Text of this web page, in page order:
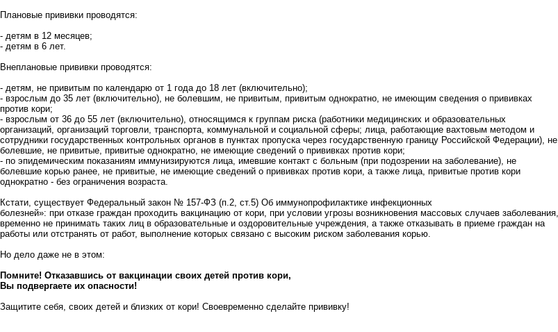
Плановые прививки проводятся:
- детям в 12 месяцев;
- детям в 6 лет.
Внеплановые прививки проводятся:
- детям, не привитым по календарю от 1 года до 18 лет (включительно);
- взрослым до 35 лет (включительно), не болевшим, не привитым, привитым однократно, не имеющим сведения о прививках
против кори;
- взрослым от 36 до 55 лет (включительно), относящимся к группам риска (работники медицинских и образовательных
организаций, организаций торговли, транспорта, коммунальной и социальной сферы; лица, работающие вахтовым методом и
сотрудники государственных контрольных органов в пунктах пропуска через государственную границу Российской Федерации), не
болевшие, не привитые, привитые однократно, не имеющие сведений о прививках против кори;
- по эпидемическим показаниям иммунизируются лица, имевшие контакт с больным (при подозрении на заболевание), не
болевшие корью ранее, не привитые, не имеющие сведений о прививках против кори, а также лица, привитые против кори
однократно - без ограничения возраста.
Кстати, существует Федеральный закон № 157-ФЗ (п.2, ст.5) Об иммунопрофилактике инфекционных
болезней»: при отказе граждан проходить вакцинацию от кори, при условии угрозы возникновения массовых случаев заболевания,
временно не принимать таких лиц в образовательные и оздоровительные учреждения, а также отказывать в приеме граждан на
работы или отстранять от работ, выполнение которых связано с высоким риском заболевания корью.
Но дело даже не в этом:
Помните! Отказавшись от вакцинации своих детей против кори,
Вы подвергаете их опасности!
Защитите себя, своих детей и близких от кори! Своевременно сделайте прививку!